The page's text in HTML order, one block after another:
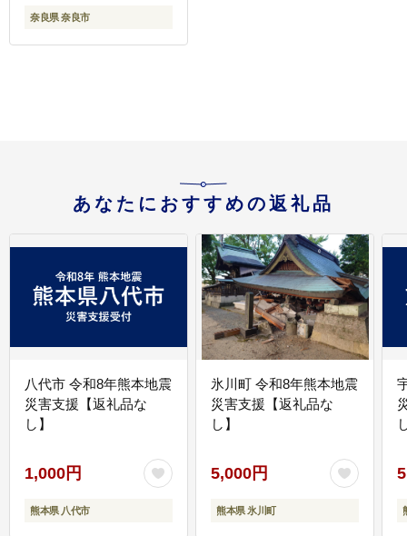
奈良県 奈良市
あなたにおすすめの返礼品
八代市 令和8年熊本地震
災害支援【返礼品な
し】
1,000円
熊本県 八代市
氷川町 令和8年熊本地震
災害支援【返礼品な
し】
5,000円
熊本県 氷川町